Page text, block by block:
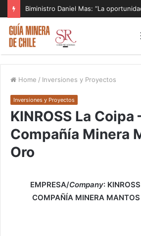
Home / Inversiones y Proyectos
Inversiones y Proyectos
KINROSS La Coipa
Compañía Minera
Oro
EMPRESA/Company:
COMPAÑÍA MINERA MANTOS